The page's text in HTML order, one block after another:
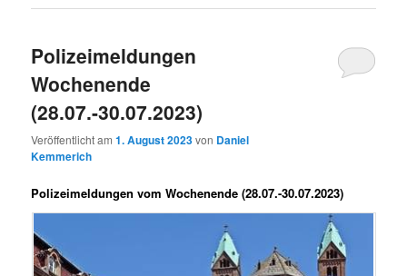
Polizeimeldungen
Wochenende
(28.07.-30.07.2023)
Veröffentlicht am1. August 2023von Daniel
Kemmerich
Polizeimeldungen vom Wochenende (28.07.-30.07.2023)